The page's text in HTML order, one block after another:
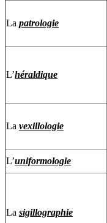
La patrologie
L’héraldique
La vexillologie
L’uniformologie
La sigillographie